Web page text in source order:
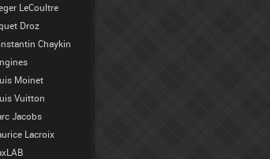
LeCoultre
Droz
Chaykin
Moinet
Vuitton
Jacobs
Lacroix